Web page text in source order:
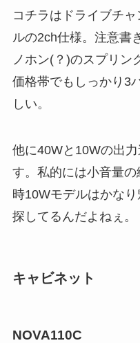
コチラはドライブチ
ルの2ch仕様。注意書
ノホン(？)のスプリン
価格帯でもしっかり3
しい。
他に40Wと10Wの出
す。私的には小音量
時10Wモデルはかな
探してるんだよねぇ。
キャビネット
NOVA110C